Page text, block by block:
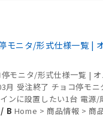
モニタ/形式仕様一覧 |
停モニタ/形式仕様一覧 |
月 受注終了 チョコ停モニ
ンに設置したい1台 電源
B Home > 商品情報 > 商